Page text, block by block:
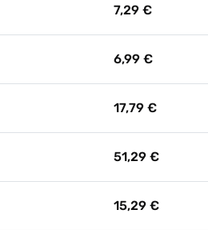
7,29 €
6,99 €
17,79 €
51,29 €
15,29 €